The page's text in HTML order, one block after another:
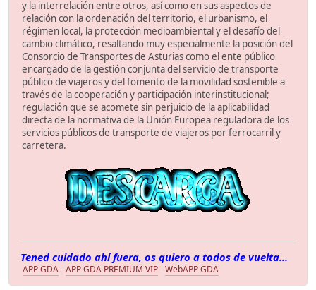
y la interrelación entre otros, así como en sus aspectos de
relación con la ordenación del territorio, el urbanismo, el
régimen local, la protección medioambiental y el desafío del
cambio climático, resaltando muy especialmente la posición del
Consorcio de Transportes de Asturias como el ente público
encargado de la gestión conjunta del servicio de transporte
público de viajeros y del fomento de la movilidad sostenible a
través de la cooperación y participación interinstitucional;
regulación que se acomete sin perjuicio de la aplicabilidad
directa de la normativa de la Unión Europea reguladora de los
servicios públicos de transporte de viajeros por ferrocarril y
carretera.
Tened cuidado ahí fuera, os quiero a todos de vuelta...
APP GDA-APP GDA PREMIUM VIP-WebAPP GDA